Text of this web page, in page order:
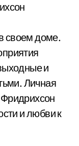
своем доме.
и
Личная
и любви к